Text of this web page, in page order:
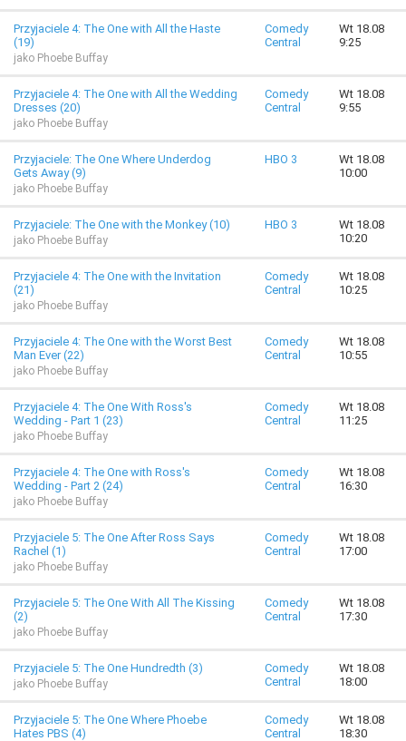
Przyjaciele 4: The One with All the Haste
(19)
jako Phoebe Buffay
Comedy
Central
Wt 18.08
9:25
Przyjaciele 4: The One with All the Wedding
Dresses (20)
jako Phoebe Buffay
Comedy
Central
Wt 18.08
9:55
Przyjaciele: The One Where Underdog
Gets Away (9)
jako Phoebe Buffay
HBO 3
Wt 18.08
10:00
Przyjaciele: The One with the Monkey (10)
jako Phoebe Buffay
HBO 3
Wt 18.08
10:20
Przyjaciele 4: The One with the Invitation
(21)
jako Phoebe Buffay
Comedy
Central
Wt 18.08
10:25
Przyjaciele 4: The One with the Worst Best
Man Ever (22)
jako Phoebe Buffay
Comedy
Central
Wt 18.08
10:55
Przyjaciele 4: The One With Ross's
Wedding - Part 1 (23)
jako Phoebe Buffay
Comedy
Central
Wt 18.08
11:25
Przyjaciele 4: The One with Ross's
Wedding - Part 2 (24)
jako Phoebe Buffay
Comedy
Central
Wt 18.08
16:30
Przyjaciele 5: The One After Ross Says
Rachel (1)
jako Phoebe Buffay
Comedy
Central
Wt 18.08
17:00
Przyjaciele 5: The One With All The Kissing
(2)
jako Phoebe Buffay
Comedy
Central
Wt 18.08
17:30
Przyjaciele 5: The One Hundredth (3)
jako Phoebe Buffay
Comedy
Central
Wt 18.08
18:00
Przyjaciele 5: The One Where Phoebe
Hates PBS (4)
Comedy
Central
Wt 18.08
18:30